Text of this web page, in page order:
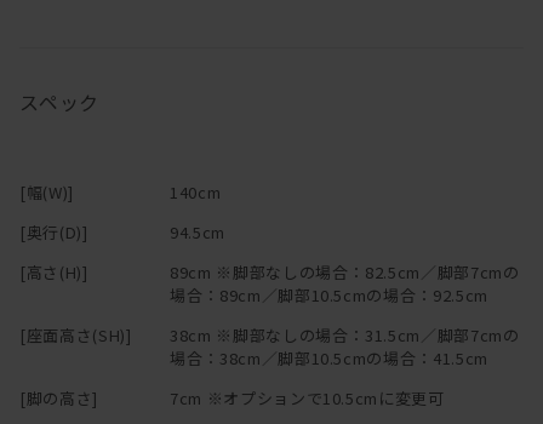
スペック
[幅(W)]
140cm
[奥行(D)]
94.5cm
[高さ(H)]
89cm ※脚部なしの場合：82.5cm／脚部7cmの
場合：89cm／脚部10.5cmの場合：92.5cm
[座面高さ(SH)]
38cm ※脚部なしの場合：31.5cm／脚部7cmの
場合：38cm／脚部10.5cmの場合：41.5cm
[脚の高さ]
7cm ※オプションで10.5cmに変更可